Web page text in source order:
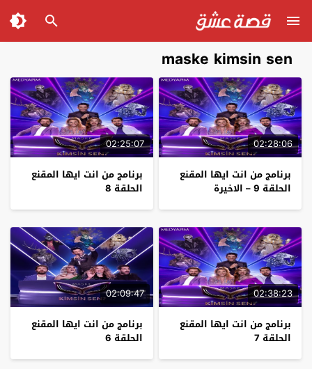
maske kimsin sen
02:28:06
برنامج من انت ايها المقنع
الحلقة 9 – الاخيرة
02:25:07
برنامج من انت ايها المقنع
الحلقة 8
02:38:23
برنامج من انت ايها المقنع
الحلقة 7
02:09:47
برنامج من انت ايها المقنع
الحلقة 6